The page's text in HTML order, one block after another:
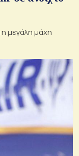
μεγάλη μάχη